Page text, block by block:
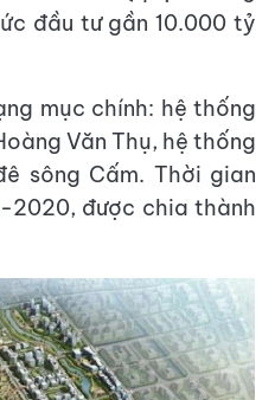
đầu tư gần 10.000 tỷ
mục chính: hệ thống
Văn Thụ, hệ thống
sông Cấm. Thời gian
2020, được chia thành